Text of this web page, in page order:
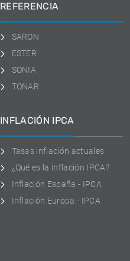
REFERENCIA
SARON
ESTER
SONIA
TONAR
INFLACIÓN IPCA
Tasas inflación actuales
¿Qué es la inflación IPCA?
Inflación España - IPCA
Inflación Europa - IPCA